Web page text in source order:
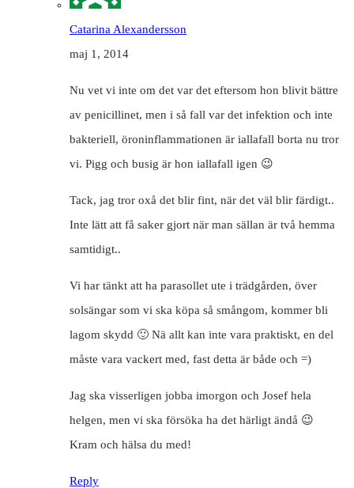
Catarina Alexandersson
maj 1, 2014
Nu vet vi inte om det var det eftersom hon blivit bättre
av penicillinet, men i så fall var det infektion och inte
bakteriell, öroninflammationen är iallafall borta nu tror
vi. Pigg och busig är hon iallafall igen 😉
Tack, jag tror oxå det blir fint, när det väl blir färdigt..
Inte lätt att få saker gjort när man sällan är två hemma
samtidigt..
Vi har tänkt att ha parasollet ute i trädgården, över
solsängar som vi ska köpa så smångom, kommer bli
lagom skydd 🙂 Nä allt kan inte vara praktiskt, en del
måste vara vackert med, fast detta är både och =)
Jag ska visserligen jobba imorgon och Josef hela
helgen, men vi ska försöka ha det härligt ändå 😉
Kram och hälsa du med!
Reply